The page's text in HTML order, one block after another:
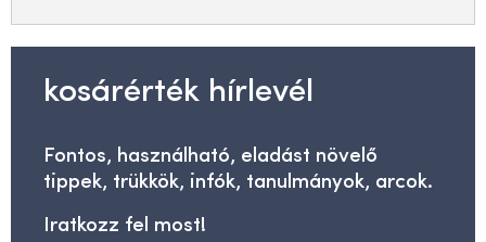
kosárérték hírlevél
Fontos, használható, eladást növelő
tippek, trükkök, infók, tanulmányok, arcok.
Iratkozz fel most!